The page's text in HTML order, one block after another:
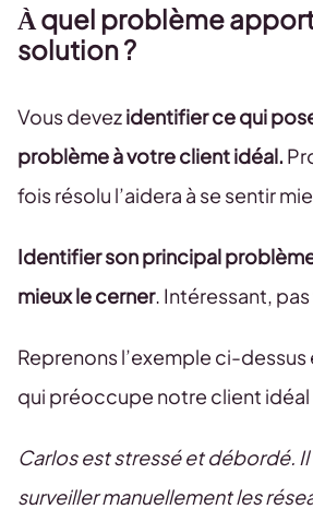
À quel problème
solution ?
Vous devezidentifier ce qui
problème à votre client idéal.
fois résolu l’aidera à se sentir
Identifier son principal
mieux le cerner. Intéressant, pas
Reprenons l’exemple ci-
qui préoccupe notre client idéal
Carlos est stressé et débordé.
surveiller manuellement les